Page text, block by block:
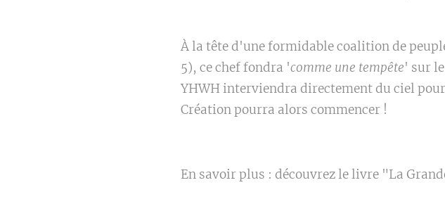
À la tête d'une formidable coalition de
5), ce chef fondra 'comme une tempête' sur
YHWH interviendra directement du ciel
Création pourra alors commencer !
En savoir plus : découvrez le livre "La